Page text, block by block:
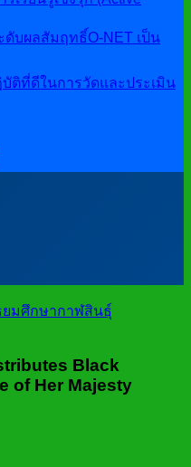
ดับผลสัมฤทธิ์O-NET เป็น
ติที่ดีในการวัดและประเมิน
Black
of Her Majesty